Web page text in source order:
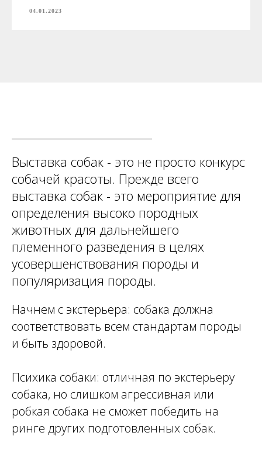
04.01.2023
Выставка собак - это не просто конкурс
собачей красоты. Прежде всего
выставка собак - это мероприятие для
определения высоко породных
животных для дальнейшего
племенного разведения в целях
усовершенствования породы и
популяризация породы.
Начнем с экстерьера: собака должна
соответствовать всем стандартам породы
и быть здоровой.
Психика собаки: отличная по экстерьеру
собака, но слишком агрессивная или
робкая собака не сможет победить на
ринге других подготовленных собак.